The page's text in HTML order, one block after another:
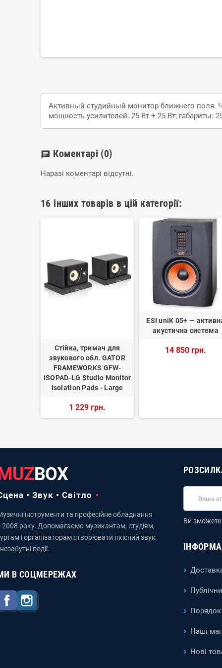
Активный студийный монитор ближнего поля.
мощность усилителей: 25 Вт + 25 Вт; габариты:
chat Коментарі (0)
Наразі коментарі відсутні.
16 інших товарів в цій категорії:
Стійка, тримач для
звукового обл. GATOR
FRAMEWORKS GFW-
ISOPAD-LG Studio Monitor
Isolation Pads - Large
1 229 грн.
ESI uniK 05+ —
акустична система
14 850 грн.
BOX
• Звук • Світло
інструменти та професійне обладнання
2008 року. Допомагаємо музикантам, студіям,
і організаторам створювати якісний звук
незабутні події.
В СОЦМЕРЕЖАХ
Facebook
Ви зможете
Порядок
Наші
Нові